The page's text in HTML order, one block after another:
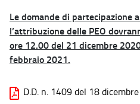
Le domande di partecipazione
l’attribuzione delle PEO
ore 12.00 del 21 dicembre
febbraio 2021.
D.D. n. 1409 del 18